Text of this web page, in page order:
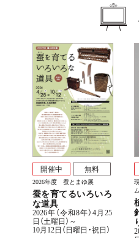
開催中 無料
2026年度 蚕とまゆ展
蚕を育てるいろいろ
な道具
2026年（令和8年）4月25
日（土曜日）～
10月12日（日曜日・祝日）
ム